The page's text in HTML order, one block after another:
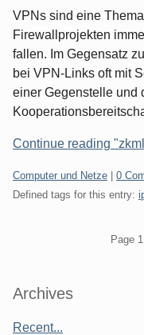
VPNs sind eine
Firewallprojekten
fallen. Im Gegensatz
bei VPN-Links oft mit
einer Gegenstelle und
Continue reading
Categories:
Computer und Netze
0
Defined tags for this entry:
Page
Sidebar
Archives
Recent...